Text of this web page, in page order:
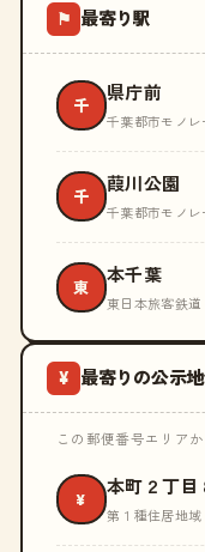
⚑ 最寄り駅
千
県庁前
千葉都市モノレ
千
葭川公園
千葉都市モノレ
東
本千葉
東日本旅客鉄道
¥ 最寄りの公示地
この郵便番号エリア
¥
本町２丁目
第１種住居地域